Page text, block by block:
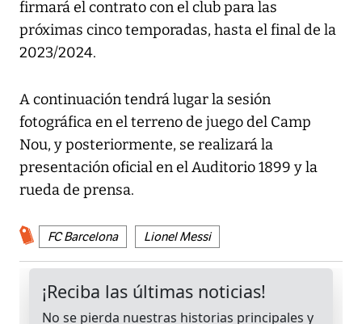
firmará el contrato con el club para las
próximas cinco temporadas, hasta el final de la
2023/2024.
A continuación tendrá lugar la sesión
fotográfica en el terreno de juego del Camp
Nou, y posteriormente, se realizará la
presentación oficial en el Auditorio 1899 y la
rueda de prensa.
FC Barcelona Lionel Messi